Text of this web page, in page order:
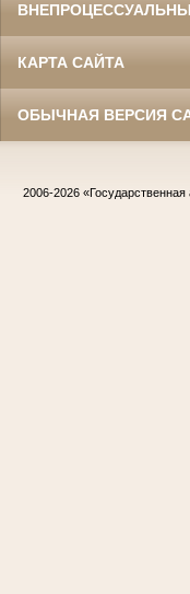
КАРТА САЙТА
ОБЫЧНАЯ ВЕРСИЯ
2006-2026